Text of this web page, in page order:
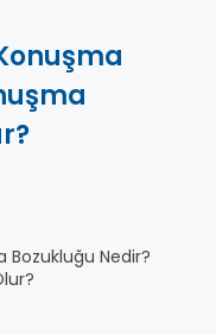
Nedir?